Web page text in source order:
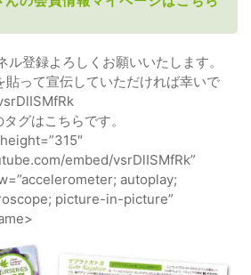
登録よろしくお願いいたします。
って宣伝していただければ幸いで
グはこちらです。
embed/vsrDlISMfRk”
autoplay;
picture-in-picture”